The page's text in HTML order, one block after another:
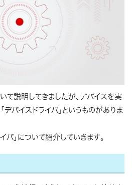
て説明してきましたが、デバイスを実
バイスドライバ」というものがありま
バ」について紹介していきます。